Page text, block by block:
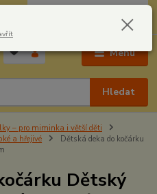
Menu
Hledat
0,00 Kč
– pro miminka i větší děti
a hřejivé
Dětská deka do kočárku
Dětský